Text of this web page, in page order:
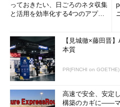
っておきたい、日ごろのネタ収集
と活用を効率化する4つのアプリ
【見城徹×藤田晋
本質
PR(FINCHI on GOETHE)
高速で安全、安定
構築のカギに――マ